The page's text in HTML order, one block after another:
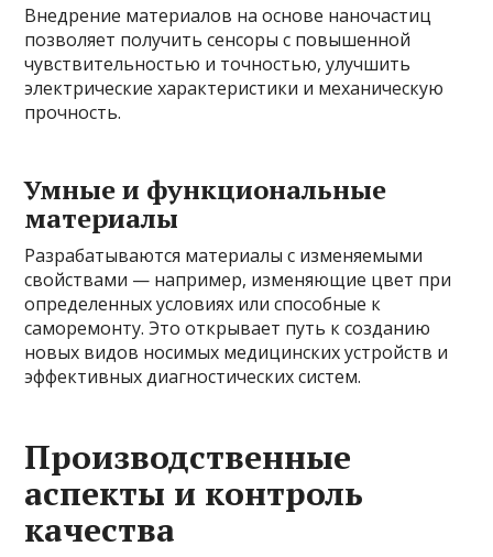
Внедрение материалов на основе наночастиц
позволяет получить сенсоры с повышенной
чувствительностью и точностью, улучшить
электрические характеристики и механическую
прочность.
Умные и функциональные
материалы
Разрабатываются материалы с изменяемыми
свойствами — например, изменяющие цвет при
определенных условиях или способные к
саморемонту. Это открывает путь к созданию
новых видов носимых медицинских устройств и
эффективных диагностических систем.
Производственные
аспекты и контроль
качества